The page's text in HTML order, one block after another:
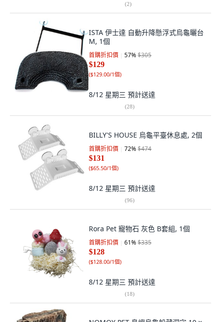
(2)
ISTA 伊士達 自動升降懸浮式烏龜曬台
M, 1個
首購折扣價 57%$305
$129
($129.00/1個)
8/12 星期三 預計送達
(28)
BILLY'S HOUSE 烏龜平臺休息處, 2個
首購折扣價 72%$474
$131
($65.50/1個)
8/12 星期三 預計送達
(96)
Rora Pet 寵物石 灰色 B套組, 1個
首購折扣價 61%$335
$128
($128.00/1個)
8/12 星期三 預計送達
(18)